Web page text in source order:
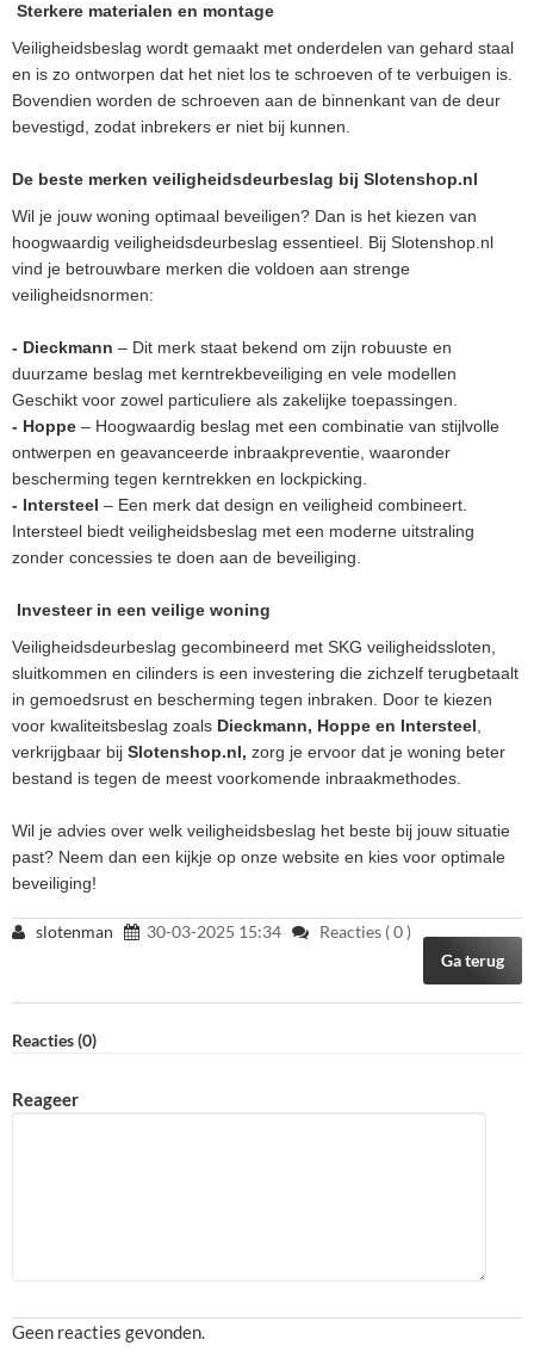
Sterkere materialen en montage
Veiligheidsbeslag wordt gemaakt met onderdelen van gehard staal
en is zo ontworpen dat het niet los te schroeven of te verbuigen is.
Bovendien worden de schroeven aan de binnenkant van de deur
bevestigd, zodat inbrekers er niet bij kunnen.
De beste merken veiligheidsdeurbeslag bij Slotenshop.nl
Wil je jouw woning optimaal beveiligen? Dan is het kiezen van
hoogwaardig veiligheidsdeurbeslag essentieel. Bij Slotenshop.nl
vind je betrouwbare merken die voldoen aan strenge
veiligheidsnormen:
- Dieckmann – Dit merk staat bekend om zijn robuuste en
duurzame beslag met kerntrekbeveiliging en vele modellen
Geschikt voor zowel particuliere als zakelijke toepassingen.
- Hoppe – Hoogwaardig beslag met een combinatie van stijlvolle
ontwerpen en geavanceerde inbraakpreventie, waaronder
bescherming tegen kerntrekken en lockpicking.
- Intersteel – Een merk dat design en veiligheid combineert.
Intersteel biedt veiligheidsbeslag met een moderne uitstraling
zonder concessies te doen aan de beveiliging.
Investeer in een veilige woning
Veiligheidsdeurbeslag gecombineerd met SKG veiligheidssloten,
sluitkommen en cilinders is een investering die zichzelf terugbetaalt
in gemoedsrust en bescherming tegen inbraken. Door te kiezen
voor kwaliteitsbeslag zoals Dieckmann, Hoppe en Intersteel,
verkrijgbaar bij Slotenshop.nl, zorg je ervoor dat je woning beter
bestand is tegen de meest voorkomende inbraakmethodes.
Wil je advies over welk veiligheidsbeslag het beste bij jouw situatie
past? Neem dan een kijkje op onze website en kies voor optimale
beveiliging!
slotenman 30-03-2025 15:34 Reacties (0)
Ga terug
Reacties (0)
Reageer
Geen reacties gevonden.